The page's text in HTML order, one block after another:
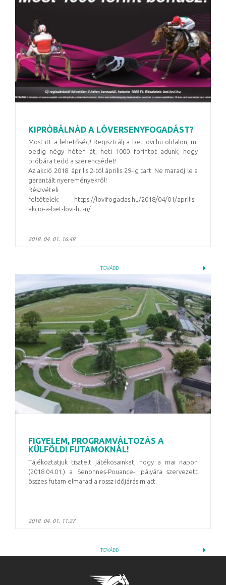
KIPRÓBÁLNÁD A LÓVERSENYFOGADÁST?
Most itt a lehetőség! Regisztrálj a bet.lovi.hu oldalon, mi
pedig négy héten át, heti 1000 forintot adunk, hogy
próbára tedd a szerencsédet!
Az akció 2018. április 2-tól április 29-ig tart. Ne maradj le a
garantált nyereményekről!
Részvételi
feltételek: https://lovifogadas.hu/2018/04/01/aprilisi-
akcio-a-bet-lovi-hu-n/
2018. 04. 01. 16:48
TOVÁBB
FIGYELEM, PROGRAMVÁLTOZÁS A
KÜLFÖLDI FUTAMOKNÁL!
Tájékoztatjuk tisztelt játékosainkat, hogy a mai napon
(2018.04.01.) a Senonnes-Pouance-i pályára szervezett
összes futam elmarad a rossz időjárás miatt.
2018. 04. 01. 11:27
TOVÁBB